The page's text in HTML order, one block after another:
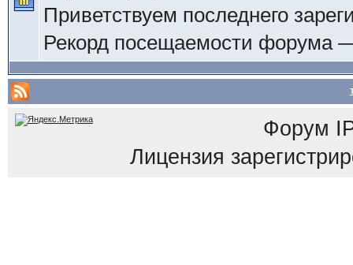
Приветствуем последнего
Рекорд посещаемости форума
Форум
Лицензия